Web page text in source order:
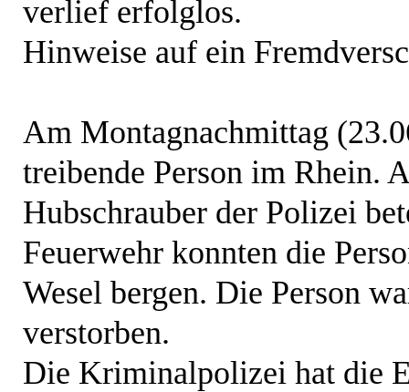
verlief erfolglos.
Hinweise auf ein
Am Montagnachmittag
treibende Person im Rhein.
Hubschrauber der Polizei
Feuerwehr konnten die
Wesel bergen. Die Person
verstorben.
Die Kriminalpolizei hat die